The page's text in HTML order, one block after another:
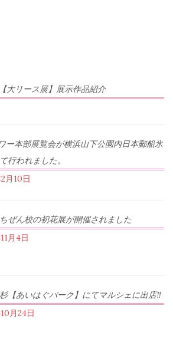
大リース展】展示作品紹介
ー本部展覧会が横浜山下公園内日本郵船氷
行われました。
月10日
ぜん校の初花展が開催されました
月4日
【あいはぐパーク】にてマルシェに出店‼︎
月24日